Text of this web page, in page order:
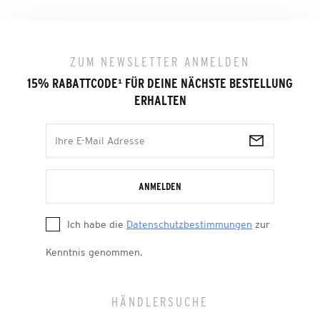
ZUM NEWSLETTER ANMELDEN
15% RABATTCODE¹ FÜR DEINE NÄCHSTE BESTELLUNG
ERHALTEN
ANMELDEN
Ich habe die Datenschutzbestimmungen zur
Kenntnis genommen.
HÄNDLERSUCHE